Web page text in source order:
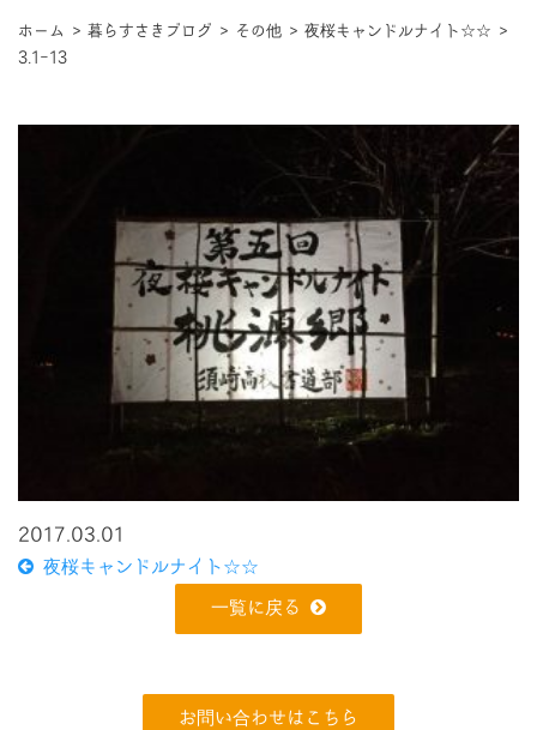
ホーム > 暮らすさきブログ > その他 > 夜桜キャンドルナイト☆☆ >
3.1-13
2017.03.01
夜桜キャンドルナイト☆☆
一覧に戻る
お問い合わせはこちら